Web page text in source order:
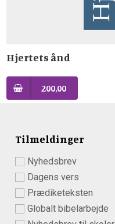
Hjertets ånd
200,00
Tilmeldinger
Nyhedsbrev
Dagens vers
Prædiketeksten
Globalt bibelarbejde